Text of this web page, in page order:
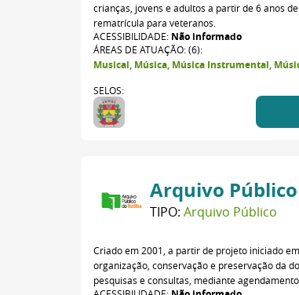
crianças, jovens e adultos a partir de 6 anos
rematrícula para veteranos.
ACESSIBILIDADE: Não informado
ÁREAS DE ATUAÇÃO: (6):
Musical, Música, Música Instrumental,
SELOS:
Arquivo
TIPO: Arquivo Público
Criado em 2001, a partir de projeto iniciado
organização, conservação e preservação da
pesquisas e consultas, mediante